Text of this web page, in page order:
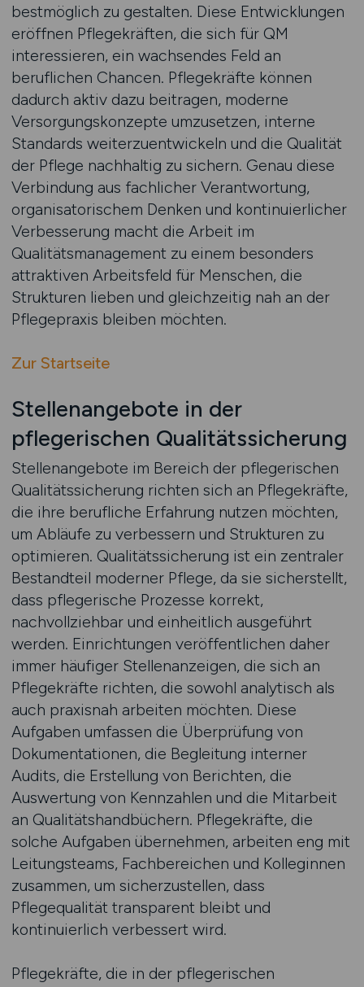
bestmöglich zu gestalten. Diese Entwicklungen
eröffnen Pflegekräften, die sich für QM
interessieren, ein wachsendes Feld an
beruflichen Chancen. Pflegekräfte können
dadurch aktiv dazu beitragen, moderne
Versorgungskonzepte umzusetzen, interne
Standards weiterzuentwickeln und die Qualität
der Pflege nachhaltig zu sichern. Genau diese
Verbindung aus fachlicher Verantwortung,
organisatorischem Denken und kontinuierlicher
Verbesserung macht die Arbeit im
Qualitätsmanagement zu einem besonders
attraktiven Arbeitsfeld für Menschen, die
Strukturen lieben und gleichzeitig nah an der
Pflegepraxis bleiben möchten.
Zur Startseite
Stellenangebote in der
pflegerischen Qualitätssicherung
Stellenangebote im Bereich der pflegerischen
Qualitätssicherung richten sich an Pflegekräfte,
die ihre berufliche Erfahrung nutzen möchten,
um Abläufe zu verbessern und Strukturen zu
optimieren. Qualitätssicherung ist ein zentraler
Bestandteil moderner Pflege, da sie sicherstellt,
dass pflegerische Prozesse korrekt,
nachvollziehbar und einheitlich ausgeführt
werden. Einrichtungen veröffentlichen daher
immer häufiger Stellenanzeigen, die sich an
Pflegekräfte richten, die sowohl analytisch als
auch praxisnah arbeiten möchten. Diese
Aufgaben umfassen die Überprüfung von
Dokumentationen, die Begleitung interner
Audits, die Erstellung von Berichten, die
Auswertung von Kennzahlen und die Mitarbeit
an Qualitätshandbüchern. Pflegekräfte, die
solche Aufgaben übernehmen, arbeiten eng mit
Leitungsteams, Fachbereichen und Kolleginnen
zusammen, um sicherzustellen, dass
Pflegequalität transparent bleibt und
kontinuierlich verbessert wird.
Pflegekräfte, die in der pflegerischen